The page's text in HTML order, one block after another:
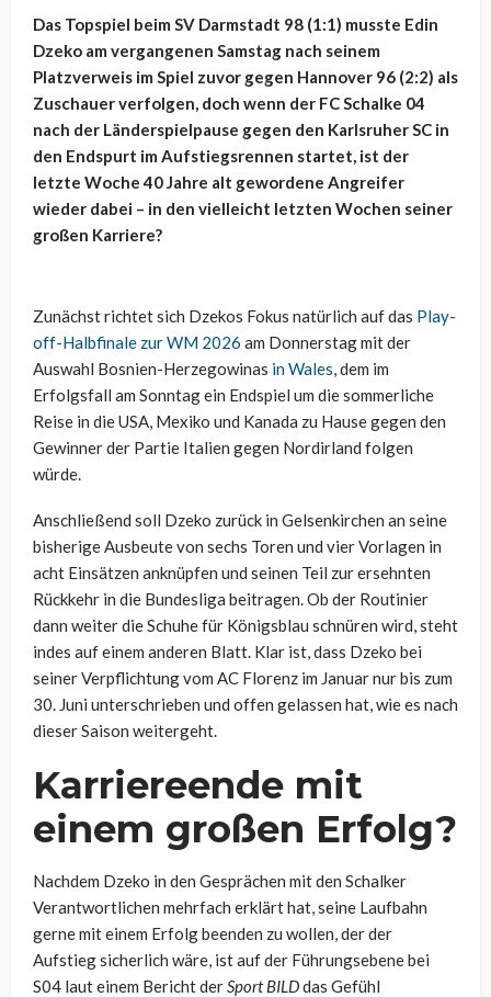
Das Topspiel beim SV Darmstadt 98 (1:1) musste Edin
Dzeko am vergangenen Samstag nach seinem
Platzverweis im Spiel zuvor gegen Hannover 96 (2:2) als
Zuschauer verfolgen, doch wenn der FC Schalke 04
nach der Länderspielpause gegen den Karlsruher SC in
den Endspurt im Aufstiegsrennen startet, ist der
letzte Woche 40 Jahre alt gewordene Angreifer
wieder dabei – in den vielleicht letzten Wochen seiner
großen Karriere?
Zunächst richtet sich Dzekos Fokus natürlich auf das Play-
off-Halbfinale zur WM 2026 am Donnerstag mit der
Auswahl Bosnien-Herzegowinas in Wales, dem im
Erfolgsfall am Sonntag ein Endspiel um die sommerliche
Reise in die USA, Mexiko und Kanada zu Hause gegen den
Gewinner der Partie Italien gegen Nordirland folgen
würde.
Anschließend soll Dzeko zurück in Gelsenkirchen an seine
bisherige Ausbeute von sechs Toren und vier Vorlagen in
acht Einsätzen anknüpfen und seinen Teil zur ersehnten
Rückkehr in die Bundesliga beitragen. Ob der Routinier
dann weiter die Schuhe für Königsblau schnüren wird, steht
indes auf einem anderen Blatt. Klar ist, dass Dzeko bei
seiner Verpflichtung vom AC Florenz im Januar nur bis zum
30. Juni unterschrieben und offen gelassen hat, wie es nach
dieser Saison weitergeht.
Karriereende mit
einem großen Erfolg?
Nachdem Dzeko in den Gesprächen mit den Schalker
Verantwortlichen mehrfach erklärt hat, seine Laufbahn
gerne mit einem Erfolg beenden zu wollen, der der
Aufstieg sicherlich wäre, ist auf der Führungsebene bei
S04 laut einem Bericht derSport BILDdas Gefühl